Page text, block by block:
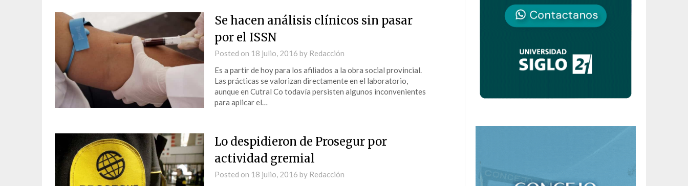
Se hacen análisis clínicos sin pasar
por el ISSN
Posted on 18 julio, 2016 by Redacción
Es a partir de hoy para los afiliados a la obra social provincial.
Las prácticas se valorizan directamente en el laboratorio,
aunque en Cutral Co todavía persisten algunos inconvenientes
para aplicar el…
Lo despidieron de Prosegur por
actividad gremial
Posted on 18 julio, 2016 by Redacción